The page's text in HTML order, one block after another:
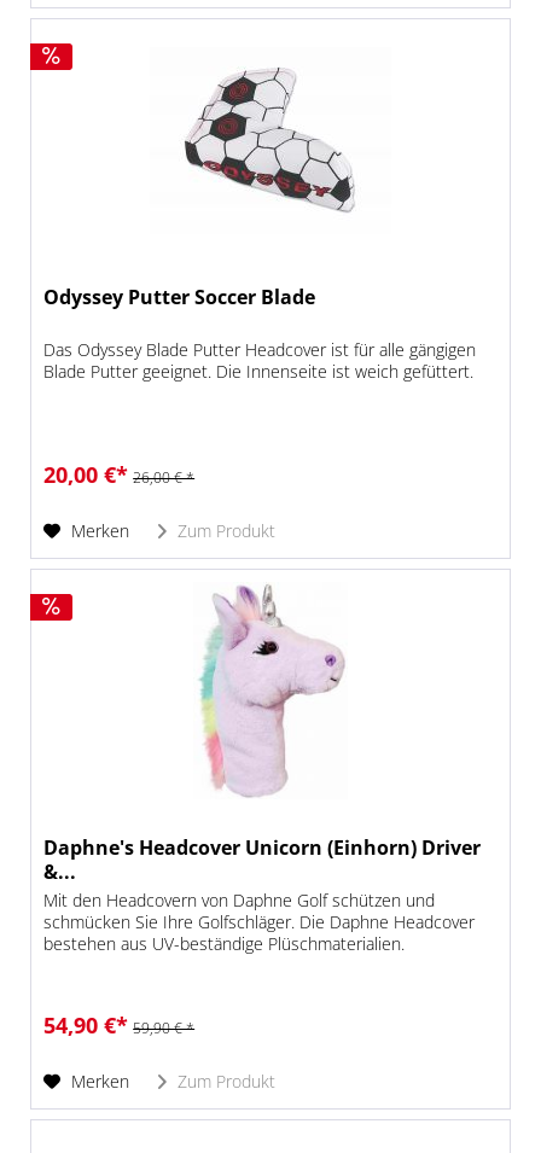
Odyssey Putter Soccer Blade
Das Odyssey Blade Putter Headcover ist für alle gängigen
Blade Putter geeignet. Die Innenseite ist weich gefüttert.
20,00 €* 26,00 € *
Merken Zum Produkt
Daphne's Headcover Unicorn (Einhorn) Driver
&...
Mit den Headcovern von Daphne Golf schützen und
schmücken Sie Ihre Golfschläger. Die Daphne Headcover
bestehen aus UV-beständige Plüschmaterialien.
54,90 €* 59,90 € *
Merken Zum Produkt